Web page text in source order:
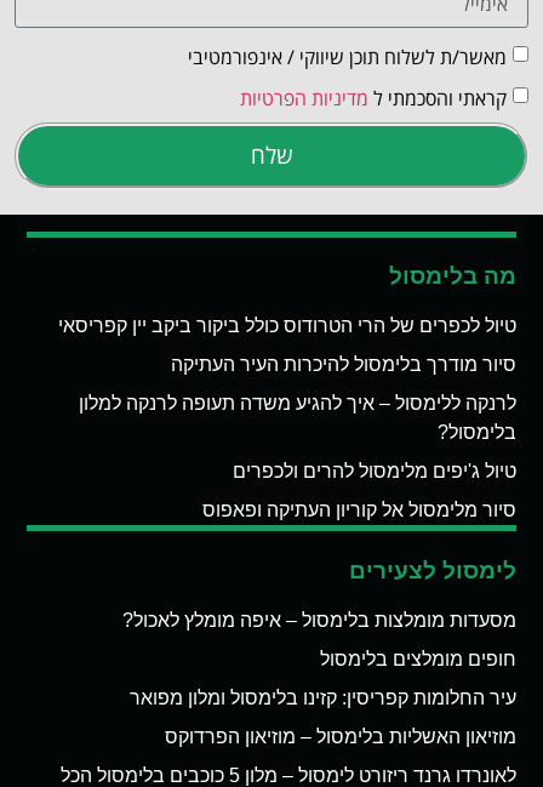
מאשר/ת לשלוח תוכן שיווקי / אינפורמטיבי
קראתי והסכמתי ל מדיניות הפרטיות
שלח
מה בלימסול
טיול לכפרים של הרי הטרודוס כולל ביקור ביקב יין קפריסאי
סיור מודרך בלימסול להיכרות העיר העתיקה
לרנקה ללימסול – איך להגיע משדה תעופה לרנקה למלון
בלימסול?
טיול ג'יפים מלימסול להרים ולכפרים
סיור מלימסול אל קוריון העתיקה ופאפוס
לימסול לצעירים
מסעדות מומלצות בלימסול – איפה מומלץ לאכול?
חופים מומלצים בלימסול
עיר החלומות קפריסין: קזינו בלימסול ומלון מפואר
מוזיאון האשליות בלימסול – מוזיאון הפרדוקס
לאונרדו גרנד ריזורט לימסול – מלון 5 כוכבים בלימסול הכל